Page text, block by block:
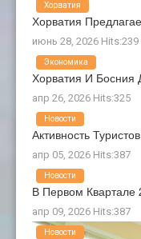
Хорватия
июнь 28, 2026 Hits:239
Хорватия
Хорватия И Босния
апр 26, 2026 Hits:325
Экономика
Активность
апр 05, 2026 Hits:387
Новости
В Первом
апр 09, 2026 Hits:387
Новости
Новости